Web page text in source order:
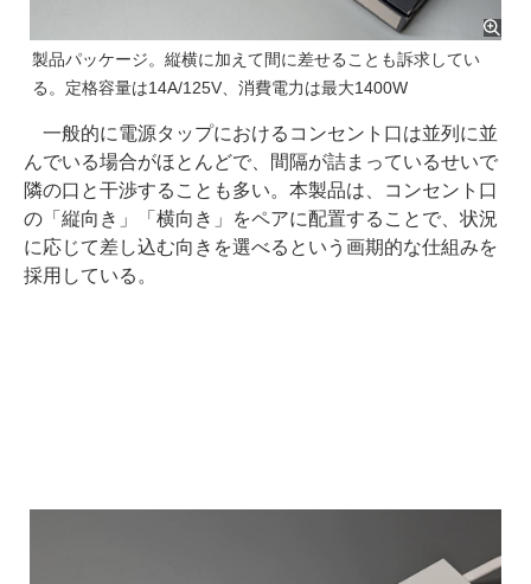
製品パッケージ。縦横に加えて間に差せることも訴求してい
る。定格容量は14A/125V、消費電力は最大1400W
一般的に電源タップにおけるコンセント口は並列に並
んでいる場合がほとんどで、間隔が詰まっているせいで
隣の口と干渉することも多い。本製品は、コンセント口
の「縦向き」「横向き」をペアに配置することで、状況
に応じて差し込む向きを選べるという画期的な仕組みを
採用している。